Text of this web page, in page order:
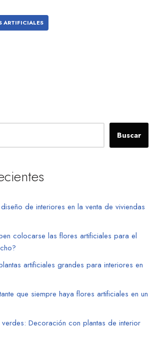
ARTIFICIALES
Buscar
de interiores en la venta de viviendas
colocarse las flores artificiales para el
artificiales grandes para interiores en
que siempre haya flores artificiales en un
Decoración con plantas de interior